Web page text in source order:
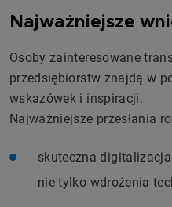
Najważniejsze
Osoby zainteresowane
przedsiębiorstw znajdą w
wskazówek i inspiracji.
Najważniejsze przesłania
skuteczna
nie tylko wdrożenia